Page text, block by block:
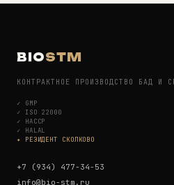
BIOSTM
КОНТРАКТНОЕ ПРОИЗВОДСТВО БАД И
✓ GMP
✓ ISO 22000
✓ HACCP
✓ HALAL
✦ РЕЗИДЕНТ СКОЛКОВО
+7 (934) 477-34-53
info@bio-stm.ru